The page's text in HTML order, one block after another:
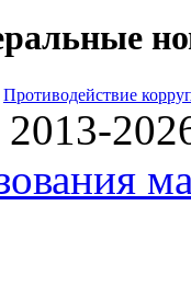
Противодействие
2013-